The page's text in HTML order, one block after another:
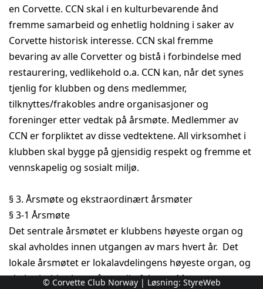
en Corvette. CCN skal i en kulturbevarende ånd
fremme samarbeid og enhetlig holdning i saker av
Corvette historisk interesse. CCN skal fremme
bevaring av alle Corvetter og bistå i forbindelse med
restaurering, vedlikehold o.a. CCN kan, når det synes
tjenlig for klubben og dens medlemmer,
tilknyttes/frakobles andre organisasjoner og
foreninger etter vedtak på årsmøte. Medlemmer av
CCN er forpliktet av disse vedtektene. All virksomhet i
klubben skal bygge på gjensidig respekt og fremme et
vennskapelig og sosialt miljø.
§ 3. Årsmøte og ekstraordinært årsmøter
§ 3-1 Årsmøte
Det sentrale årsmøtet er klubbens høyeste organ og
skal avholdes innen utgangen av mars hvert år. Det
lokale årsmøtet er lokalavdelingens høyeste organ, og
skal avholdes hvert år medio februar. Møtene
© Corvette Club Norway | Løsning: StyreWeb